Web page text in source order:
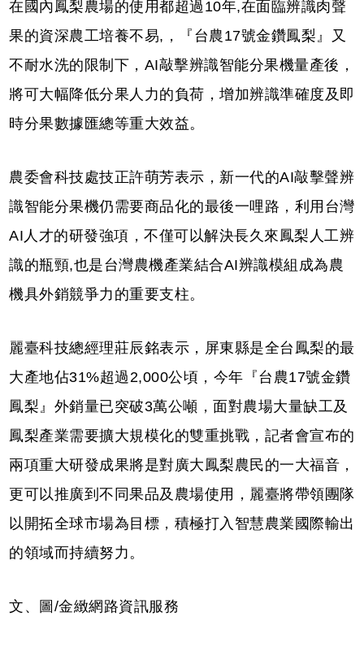
在國內鳳梨農場的使⽤都超過10年,在⾯臨辨識⾁聲
果的資深農⼯培養不易,，『台農17號⾦鑽鳳梨』又
不耐⽔洗的限制下，AI敲擊辨識智能分果機量產後，
將可⼤幅降低分果⼈⼒的負荷，增加辨識準確度及即
時分果數據匯總等重⼤效益。
農委會科技處技正許萌芳表⽰，新⼀代的AI敲擊聲辨
識智能分果機仍需要商品化的最後⼀哩路，利⽤台灣
AI⼈才的研發強項，不僅可以解決長久來鳳梨⼈⼯辨
識的瓶頸,也是台灣農機產業結合AI辨識模組成為農
機具外銷競爭⼒的重要⽀柱。
麗臺科技總經理莊辰銘表⽰，屏東縣是全台鳳梨的最
⼤產地佔31%超過2,000公頃，今年『台農17號⾦鑽
鳳梨』外銷量已突破3萬公噸，⾯對農場⼤量缺⼯及
鳳梨產業需要擴⼤規模化的雙重挑戰，記者會宣布的
兩項重⼤研發成果將是對廣⼤鳳梨農民的⼀⼤福⾳，
更可以推廣到不同果品及農場使⽤，麗臺將帶領團隊
以開拓全球市場為⽬標，積極打入智慧農業國際輸出
的領域⽽持續努⼒。
文、圖/⾦緻網路資訊服務